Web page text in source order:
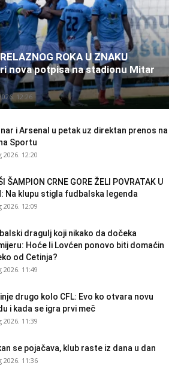
ROKA U ZNAKU
nova potpisa na stadionu Mitar
12:26
i Arsenal u petak uz direktan prenos na
Sportu
2026. 12:20
ŠAMPION CRNE GORE ŽELI POVRATAK U
Na klupu stigla fudbalska legenda
2026. 12:09
dragulj koji nikako da dočeka
Hoće li Lovćen ponovo biti domaćin
od Cetinja?
2026. 11:49
drugo kolo CFL: Evo ko otvara novu
i kada se igra prvi meč
2026. 11:39
se pojačava, klub raste iz dana u dan
2026. 11:36